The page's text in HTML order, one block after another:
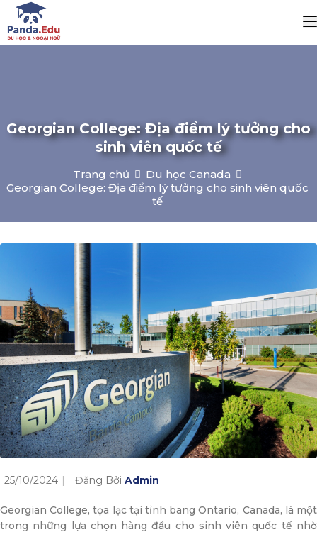
Georgian College: Địa điểm lý tưởng cho
sinh viên quốc tế
Trang chủ
Du học Canada
Georgian College: Địa điểm lý tưởng cho sinh viên quốc
tế
25/10/2024 Đăng Bởi Admin
Georgian College, tọa lạc tại tỉnh bang Ontario, Canada, là một
trong những lựa chọn hàng đầu cho sinh viên quốc tế nhờ